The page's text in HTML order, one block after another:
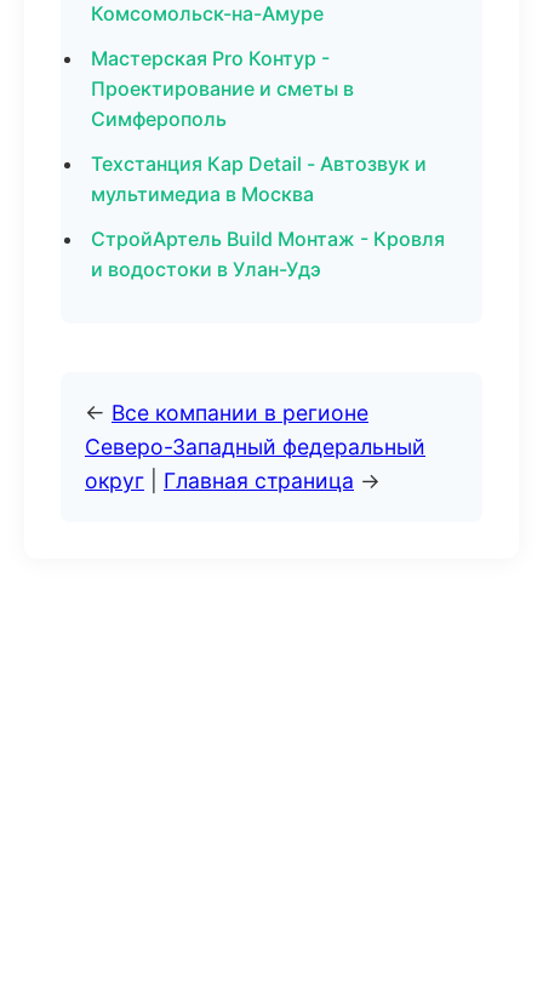
Комсомольск-на-Амуре
Мастерская Pro Контур -
Проектирование и сметы в
Симферополь
Техстанция Кар Detail - Автозвук и
мультимедиа в Москва
СтройАртель Build Монтаж - Кровля
и водостоки в Улан-Удэ
← Все компании в регионе
Северо-Западный федеральный
округ
Главная страница →